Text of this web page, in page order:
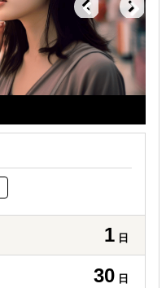
1 日
30 日